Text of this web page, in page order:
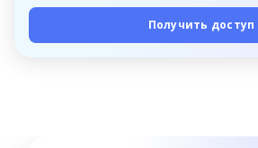
Получить доступ